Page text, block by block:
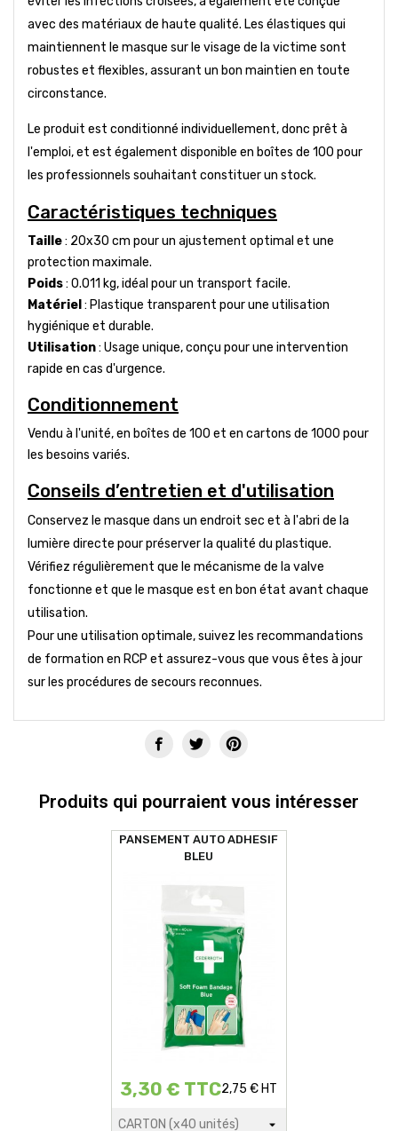
avec des matériaux de haute qualité. Les élastiques qui
maintiennent le masque sur le visage de la victime sont
robustes et flexibles, assurant un bon maintien en toute
circonstance.
Le produit est conditionné individuellement, donc prêt à
l'emploi, et est également disponible en boîtes de 100 pour
les professionnels souhaitant constituer un stock.
Caractéristiques techniques
Taille: 20x30 cm pour un ajustement optimal et une
protection maximale.
Poids: 0.011 kg, idéal pour un transport facile.
Matériel : Plastique transparent pour une utilisation
hygiénique et durable.
Utilisation: Usage unique, conçu pour une intervention
rapide en cas d'urgence.
Conditionnement
Vendu à l'unité, en boîtes de 100 et en cartons de 1000 pour
les besoins variés.
Conseils d’entretien et d'utilisation
Conservez le masque dans un endroit sec et à l'abri de la
lumière directe pour préserver la qualité du plastique.
Vérifiez régulièrement que le mécanisme de la valve
fonctionne et que le masque est en bon état avant chaque
utilisation.
Pour une utilisation optimale, suivez les recommandations
de formation en RCP et assurez-vous que vous êtes à jour
sur les procédures de secours reconnues.
Produits qui pourraient vous intéresser
PANSEMENT AUTO ADHESIF
BLEU
3,30 € TTC2,75 € HT